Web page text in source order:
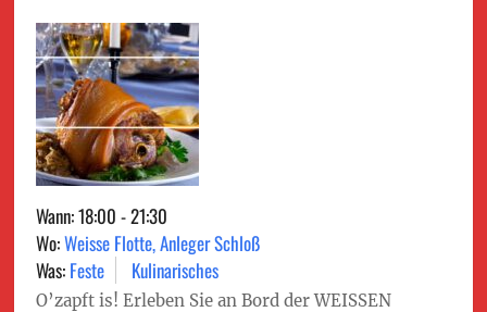
Wann: 18:00 - 21:30
Wo:Weisse Flotte, Anleger Schloß
Was: Feste Kulinarisches
O’zapft is! Erleben Sie an Bord der WEISSEN